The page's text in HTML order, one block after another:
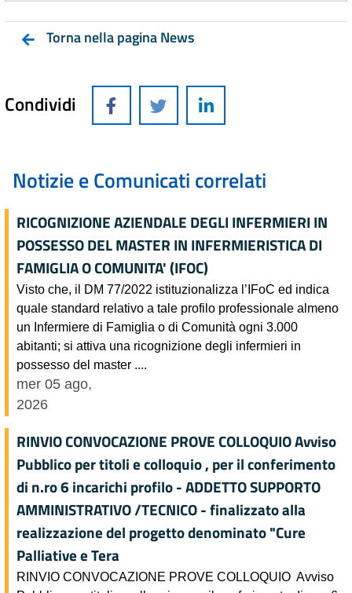
Torna nella pagina News
Condividi
Notizie e Comunicati correlati
RICOGNIZIONE AZIENDALE DEGLI INFERMIERI IN
POSSESSO DEL MASTER IN INFERMIERISTICA DI
FAMIGLIA O COMUNITA' (IFOC)
Visto che, il DM 77/2022 istituzionalizza l’IFoC ed indica
quale standard relativo a tale profilo professionale almeno
un Infermiere di Famiglia o di Comunità ogni 3.000
abitanti; si attiva una ricognizione degli infermieri in
possesso del master ....
mer 05 ago,
2026
RINVIO CONVOCAZIONE PROVE COLLOQUIO Avviso
Pubblico per titoli e colloquio , per il conferimento
di n.ro 6 incarichi profilo - ADDETTO SUPPORTO
AMMINISTRATIVO /TECNICO - finalizzato alla
realizzazione del progetto denominato "Cure
Palliative e Tera
RINVIO CONVOCAZIONE PROVE COLLOQUIO Avviso